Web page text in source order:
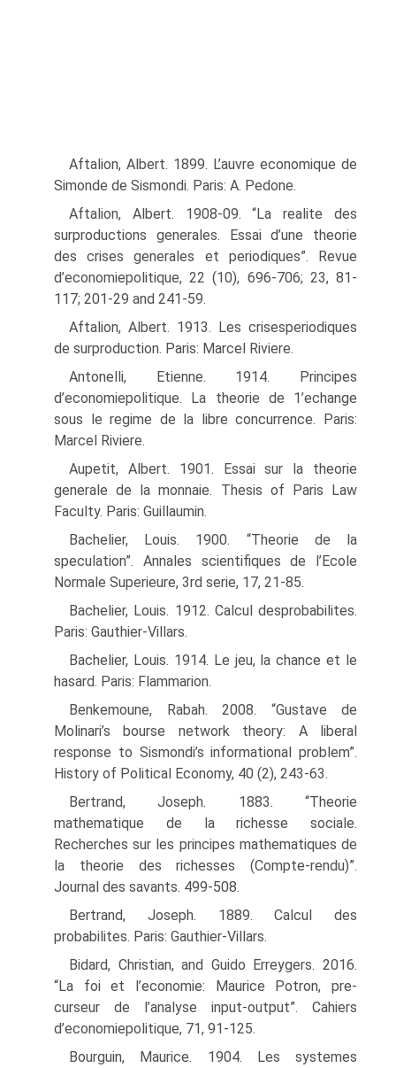
Aftalion, Albert. 1899. L’auvre economique de
Simonde de Sismondi. Paris: A. Pedone.
Aftalion, Albert. 1908-09. “La realite des
surproductions generales. Essai d’une theorie
des crises generales et periodiques”. Revue
d’economiepolitique, 22 (10), 696-706; 23, 81-
117; 201-29 and 241-59.
Aftalion, Albert. 1913. Les crisesperiodiques
de surproduction. Paris: Marcel Riviere.
Antonelli, Etienne. 1914. Principes
d’economiepolitique. La theorie de 1’echange
sous le regime de la libre concurrence. Paris:
Marcel Riviere.
Aupetit, Albert. 1901. Essai sur la theorie
generale de la monnaie. Thesis of Paris Law
Faculty. Paris: Guillaumin.
Bachelier, Louis. 1900. “Theorie de la
speculation”. Annales scientifiques de l’Ecole
Nor­male Superieure, 3rd serie, 17, 21-85.
Bachelier, Louis. 1912. Calcul desprobabilites.
Paris: Gauthier-Villars.
Bachelier, Louis. 1914. Le jeu, la chance et le
hasard. Paris: Flammarion.
Benkemoune, Rabah. 2008. “Gustave de
Molinari’s bourse network theory: A liberal
response to Sismondi’s informational problem”.
History of Political Economy, 40 (2), 243-63.
Bertrand, Joseph. 1883. “Theorie
mathematique de la richesse sociale.
Recherches sur les principes mathematiques de
la theorie des richesses (Compte-rendu)”.
Journal des savants. 499-508.
Bertrand, Joseph. 1889. Calcul des
probabilites. Paris: Gauthier-Villars.
Bidard, Christian, and Guido Erreygers. 2016.
“La foi et l’economie: Maurice Potron, pre-
curseur de l’analyse input-output”. Cahiers
d’economiepolitique, 71, 91-125.
Bourguin, Maurice. 1904. Les systemes